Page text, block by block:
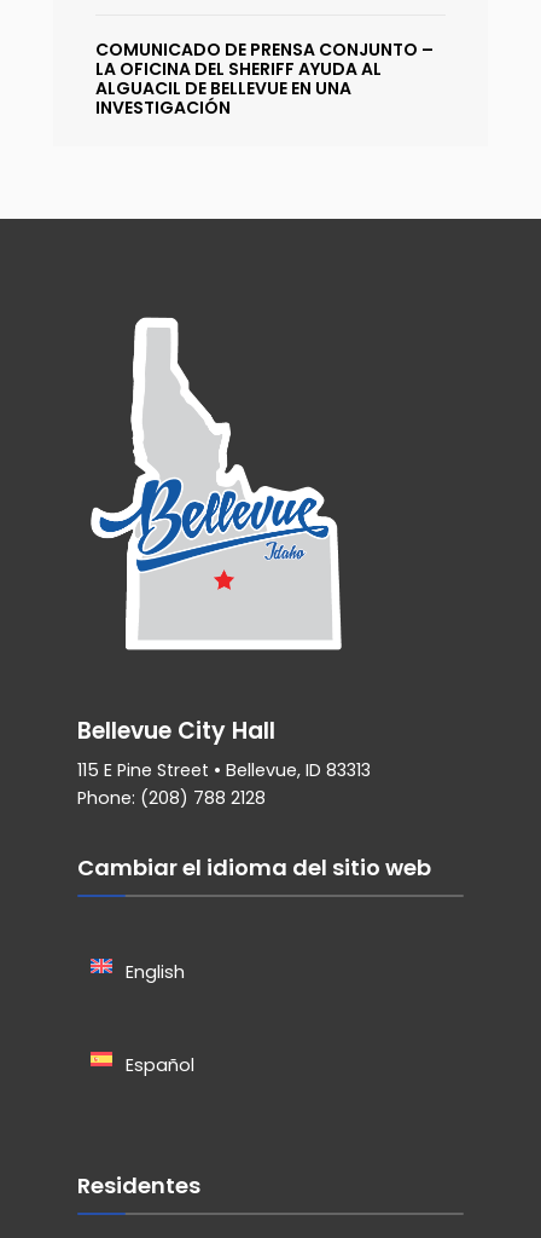
COMUNICADO DE PRENSA CONJUNTO –
LA OFICINA DEL SHERIFF AYUDA AL
ALGUACIL DE BELLEVUE EN UNA
INVESTIGACIÓN
Bellevue City Hall
115 E Pine Street • Bellevue, ID 83313
Phone: (208) 788 2128
Cambiar el idioma del sitio web
English
Español
Residentes